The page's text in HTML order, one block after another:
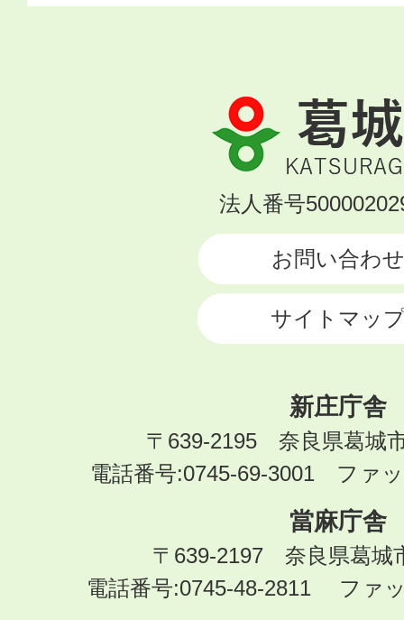
葛
城
市
KATSURAGI
法人番号
お問い合わせ
サイトマッ
新庄庁舎
〒639-2195 奈良県葛城
電話番号:0745-69-3001 ファ
當麻庁舎
〒639-2197 奈良県葛城
電話番号:0745-48-2811 ファ